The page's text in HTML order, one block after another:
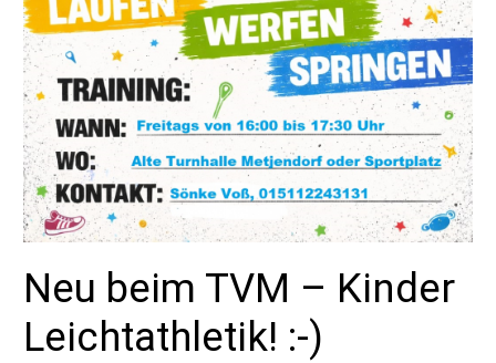
Neu beim TVM – Kinder
Leichtathletik! :-)